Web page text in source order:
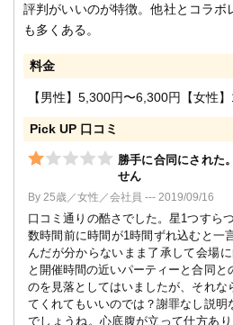
評判がいいのが特徴。他社とコラボ
も多くある。
料金
【男性】5,300円〜6,300円【女性
Pick UP 口コミ
勝手に合同にされた
せん
By 25歳／女性／会社員 --- 2019/09/16
口コミ通りの酷さでした。星1つすら
数時間前に時間が1時間ずれ込むと一
んだが分からないまま了承して会場
と開催時間の近いパーティーと合同
のを見落としてはいましたが、それな
てくれてもいいのでは？謝罪なし説明
でしょうね。心底腹が立って仕方あ